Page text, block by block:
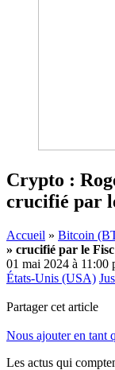
Crypto :
crucifié par
Accueil » Bitcoin
» crucifié par le
01 mai 2024 à 11:00
États-Unis (USA)
Partager cet article
Nous ajouter en tant
Les actus qui